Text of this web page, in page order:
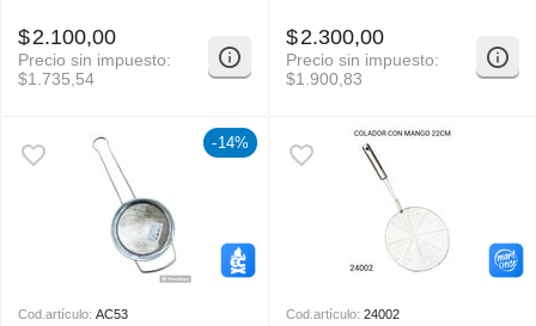
$2.100,00
Precio sin impuesto:
$1.735,54
$2.300,00
Precio sin impuesto:
$1.900,83
-14%
Cod.artículo: AC53 Cod.artículo: 24002